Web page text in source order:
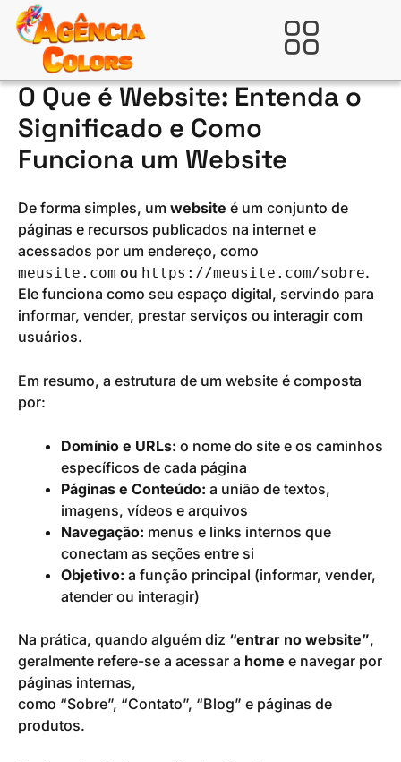
para
conteúdo
Verificada por
O Que é Website: Entenda o
Significado e Como
Funciona um Website
De forma simples, um website é um conjunto de
páginas e recursos publicados na internet e
acessados por um endereço, como
meusite.com ou https://meusite.com/sobre.
Ele funciona como seu espaço digital, servindo para
informar, vender, prestar serviços ou interagir com
usuários.
Em resumo, a estrutura de um website é composta
por:
Domínio e URLs: o nome do site e os caminhos
específicos de cada página
Páginas e Conteúdo: a união de textos,
imagens, vídeos e arquivos
Navegação: menus e links internos que
conectam as seções entre si
Objetivo: a função principal (informar, vender,
atender ou interagir)
Na prática, quando alguém diz “entrar no website”,
geralmente refere-se a acessar a home e navegar por
páginas internas,
como “Sobre”, “Contato”, “Blog” e páginas de
produtos.